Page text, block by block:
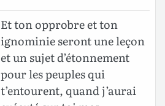
Et ton opprobre et ton
ignominie seront une leçon
et un sujet d’étonnement
pour les peuples qui
t’entourent, quand j’aurai